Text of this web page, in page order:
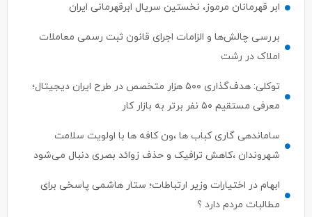
ابر قهرمانان مرموز، نخستین سریال ابرقهرمانی ایران
بررسی چالش‌ها و الزامات اجرای قانون ثبت رسمی معاملات
املاک در رشت
توکلی: هدف‌گذاری ۵۰۰ هزار متخصص در طرح ایران دیجیتال؛
معرفی مستقیم ۵۰ نفر برتر به بازار کار
ساماندهی گاری کباب ها ،ون کافه ها با اولویت سلامت
شهروندان ،کاهش ترافیک و حذف زوائد بصری دنبال می‌شود
ابهام در اختیارات وزیر ارتباطات؛ ستار هاشمی پاسخی برای
مطالبات مردم دارد ؟